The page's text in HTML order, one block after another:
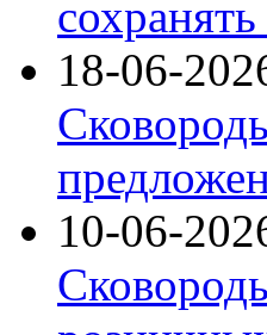
18-06-
10-06-